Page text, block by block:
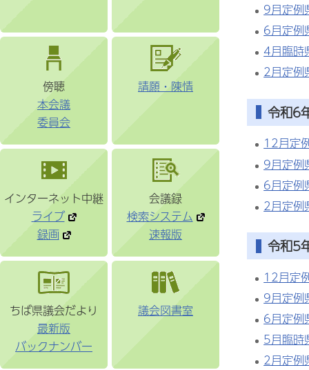
傍聴
本会議
委員会
請願・陳情
インターネット中継
ライブ
録画
会議録
検索システム
速報版
ちば県議会だより
最新版
バックナンバー
議会図書室
9月定例
6月定例
4月臨時
2月定例
令和6
12月定
9月定例
6月定例
2月定例
令和5
12月定
9月定例
6月定例
5月臨時
2月定例